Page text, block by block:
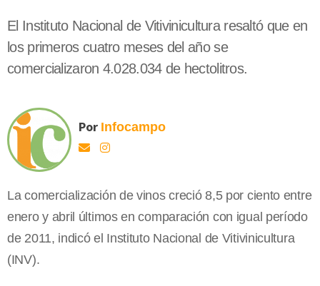
El Instituto Nacional de Vitivinicultura resaltó que en
los primeros cuatro meses del año se
comercializaron 4.028.034 de hectolitros.
Por Infocampo
La comercialización de vinos creció 8,5 por ciento entre
enero y abril últimos en comparación con igual período
de 2011, indicó el Instituto Nacional de Vitivinicultura
(INV).